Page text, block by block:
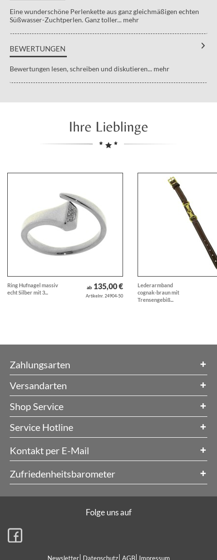
Eine wunderschöne Perlenkette aus ganz gleichmäßigen echten
Süßwasser-Zuchtperlen. Ganz toller... mehr
BEWERTUNGEN
Bewertungen lesen, schreiben und diskutieren... mehr
Ihre Lieblinge
Ring Hufnagel massiv
echt Silber mit 3...
ab135,00 €
Artikelnr. 24904-50
Lederarmband
cognak-braun mit
Trensengebiß...
Zahlungsarten
Versandarten
Shop Service
Service Hotline
Kontakt per E-Mail
Zufriedenheitsbarometer
Newsletter Datenschutz AGB Impressum
Folge uns auf